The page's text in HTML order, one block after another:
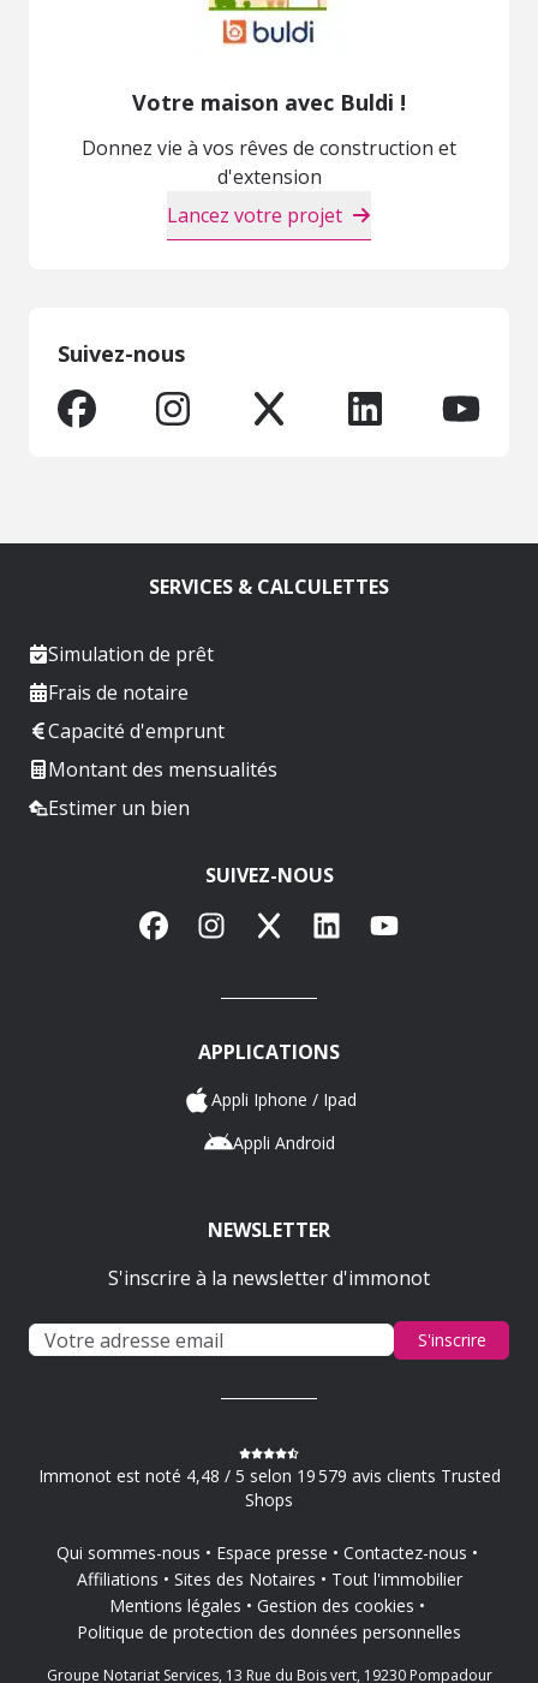
Votre maison avec Buldi !
Donnez vie à vos rêves de construction et
d'extension
Lancez votre projet
Suivez-nous
SERVICES & CALCULETTES
Simulation de prêt
Frais de notaire
Capacité d'emprunt
Montant des mensualités
Estimer un bien
SUIVEZ-NOUS
FacebookInstagram
X LinkedInYouTube
APPLICATIONS
Appli Iphone / Ipad
Appli Android
NEWSLETTER
S'inscrire à la newsletter d'immonot
S'inscrire
Immonot est noté 4,48 / 5 selon 19 579 avis clients Trusted
Shops
Qui sommes-nous Espace presse
Contactez-nous
Affiliations
Sites des Notaires
Tout l'immobilier
Mentions légales
Gestion des cookies
Politique de protection des données personnelles
Groupe Notariat Services, 13 Rue du Bois vert, 19230 Pompadour